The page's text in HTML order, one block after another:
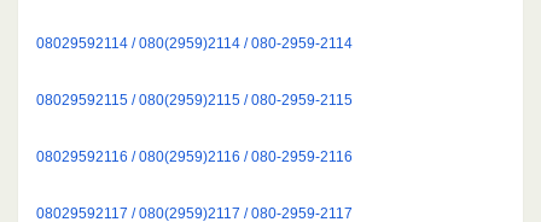
08029592114 / 080(2959)2114 / 080-2959-2114
08029592115 / 080(2959)2115 / 080-2959-2115
08029592116 / 080(2959)2116 / 080-2959-2116
08029592117 / 080(2959)2117 / 080-2959-2117